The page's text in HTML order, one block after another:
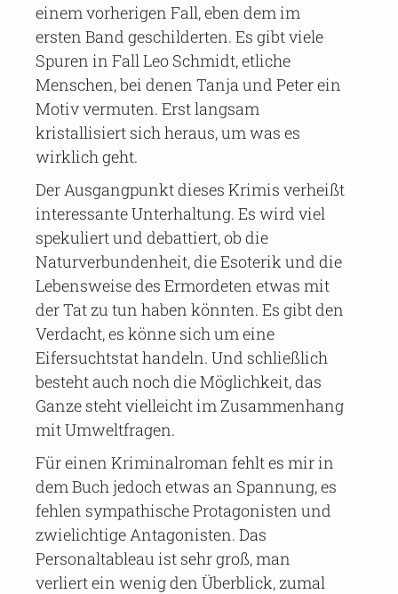
einem vorherigen Fall, eben dem im
ersten Band geschilderten. Es gibt viele
Spuren in Fall Leo Schmidt, etliche
Menschen, bei denen Tanja und Peter ein
Motiv vermuten. Erst langsam
kristallisiert sich heraus, um was es
wirklich geht.
Der Ausgangpunkt dieses Krimis verheißt
interessante Unterhaltung. Es wird viel
spekuliert und debattiert, ob die
Naturverbundenheit, die Esoterik und die
Lebensweise des Ermordeten etwas mit
der Tat zu tun haben könnten. Es gibt den
Verdacht, es könne sich um eine
Eifersuchtstat handeln. Und schließlich
besteht auch noch die Möglichkeit, das
Ganze steht vielleicht im Zusammenhang
mit Umweltfragen.
Für einen Kriminalroman fehlt es mir in
dem Buch jedoch etwas an Spannung, es
fehlen sympathische Protagonisten und
zwielichtige Antagonisten. Das
Personaltableau ist sehr groß, man
verliert ein wenig den Überblick, zumal